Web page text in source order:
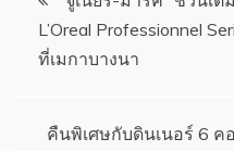
เรื่อง
L’Oreal Professionnel
ที่เมกาบางนา
คืนพิเศษกับดินเนอร์ 6 ค